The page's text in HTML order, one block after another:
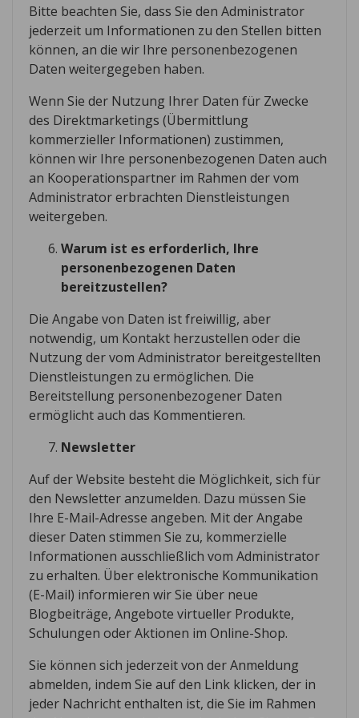
Bitte beachten Sie, dass Sie den Administrator
jederzeit um Informationen zu den Stellen bitten
können, an die wir Ihre personenbezogenen
Daten weitergegeben haben.
Wenn Sie der Nutzung Ihrer Daten für Zwecke
des Direktmarketings (Übermittlung
kommerzieller Informationen) zustimmen,
können wir Ihre personenbezogenen Daten auch
an Kooperationspartner im Rahmen der vom
Administrator erbrachten Dienstleistungen
weitergeben.
Warum ist es erforderlich, Ihre
personenbezogenen Daten
bereitzustellen?
Die Angabe von Daten ist freiwillig, aber
notwendig, um Kontakt herzustellen oder die
Nutzung der vom Administrator bereitgestellten
Dienstleistungen zu ermöglichen. Die
Bereitstellung personenbezogener Daten
ermöglicht auch das Kommentieren.
Newsletter
Auf der Website besteht die Möglichkeit, sich für
den Newsletter anzumelden. Dazu müssen Sie
Ihre E-Mail-Adresse angeben. Mit der Angabe
dieser Daten stimmen Sie zu, kommerzielle
Informationen ausschließlich vom Administrator
zu erhalten. Über elektronische Kommunikation
(E-Mail) informieren wir Sie über neue
Blogbeiträge, Angebote virtueller Produkte,
Schulungen oder Aktionen im Online-Shop.
Sie können sich jederzeit von der Anmeldung
abmelden, indem Sie auf den Link klicken, der in
jeder Nachricht enthalten ist, die Sie im Rahmen